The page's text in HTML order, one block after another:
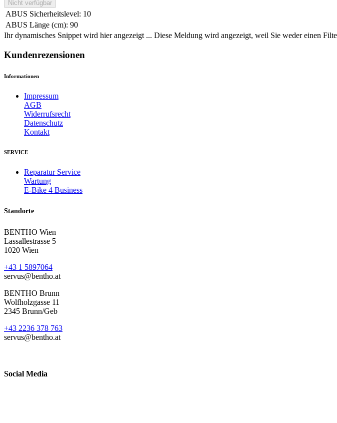
Nicht verfügbar
ABUS Sicherheitslevel: 10
ABUS Länge (cm): 90
Ihr dynamisches Snippet wird hier angezeigt ... Diese Meldung wird angezeigt, weil Sie weder einen
Kundenrezensionen
Informationen
Impressum
AGB
Widerrufsrecht
Datenschutz
Kontakt
SERVICE
Reparatur Service
Wartung
E-Bike 4 Business
Standorte
BENTHO Wien
Lassallestrasse 5
1020 Wien
+43 1 5897064
servus@bentho.at
BENTHO Brunn
Wolfholzgasse 11
2345 Brunn/Geb
+43 2236 378 763
servus@bentho.at
Social Media